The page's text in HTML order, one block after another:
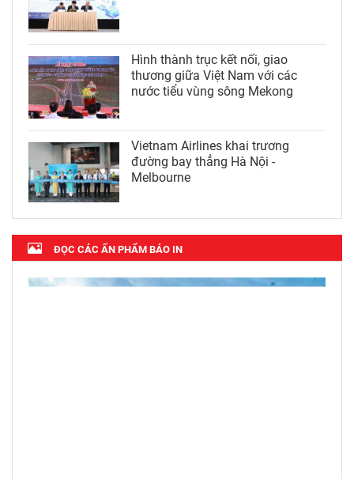
Hình thành trục kết nối, giao
thương giữa Việt Nam với các
nước tiểu vùng sông Mekong
Vietnam Airlines khai trương
đường bay thẳng Hà Nội -
Melbourne
ĐỌC CÁC ẤN PHẨM BÁO IN